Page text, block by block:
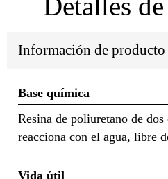
Información de producto
Base química
Resina de poliuretano de dos
reacciona con el agua, libre
Vida útil